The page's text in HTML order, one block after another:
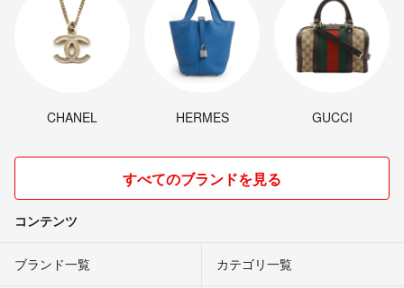
CHANEL HERMES GUCCI
すべてのブランドを見る
コンテンツ
ブランド一覧 カテゴリ一覧